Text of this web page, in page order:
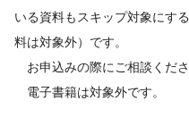
いる資料もスキップ対象にす
料は対象外）です。
お申込みの際にご相談くださ
電子書籍は対象外です。